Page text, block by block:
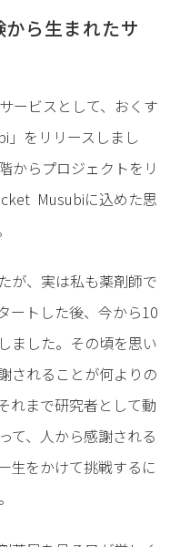
ら生まれたサ
ービスとして、おくす
」をリリースしまし
からプロジェクトをリ
Musubiに込めた思
が、実は私も薬剤師で
ートした後、今から10
ました。その頃を思い
されることが何よりの
れまで研究者として動
て、人から感謝される
生をかけて挑戦するに